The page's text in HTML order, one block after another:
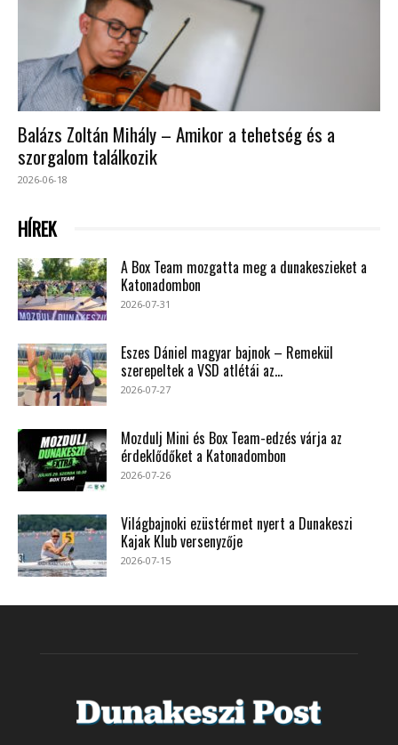
Balázs Zoltán Mihály – Amikor a tehetség és a
szorgalom találkozik
2026-06-18
HÍREK
A Box Team mozgatta meg a dunakeszieket a
Katonadombon
2026-07-31
Eszes Dániel magyar bajnok – Remekül
szerepeltek a VSD atlétái az...
2026-07-27
Mozdulj Mini és Box Team-edzés várja az
érdeklődőket a Katonadombon
2026-07-26
Világbajnoki ezüstérmet nyert a Dunakeszi
Kajak Klub versenyzője
2026-07-15